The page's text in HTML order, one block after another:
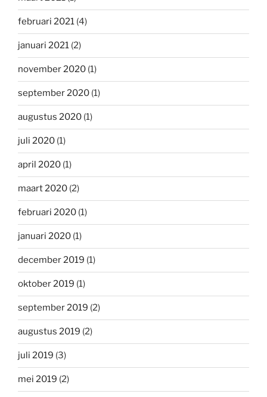
februari 2021 (4)
januari 2021 (2)
november 2020 (1)
september 2020 (1)
augustus 2020 (1)
juli 2020 (1)
april 2020 (1)
maart 2020 (2)
februari 2020 (1)
januari 2020 (1)
december 2019 (1)
oktober 2019 (1)
september 2019 (2)
augustus 2019 (2)
juli 2019 (3)
mei 2019 (2)